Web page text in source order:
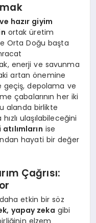
hazır giyim
ortak üretim
Orta Doğu başta
enerji ve savunma
artan önemine
geçiş, depolama ve
çabalarının her iki
alanda birlikte
ulaşılabileceğini
ise
hayati bir değer
Çağrısı:
etkin bir söz
yapay zeka gibi
elzem